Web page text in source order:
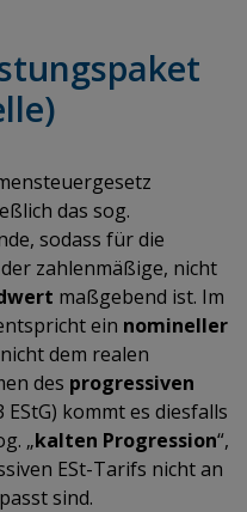
das sog.
sodass für die
zahlenmäßige, nicht
maßgebend ist. Im
ein nomineller
dem realen
des progressiven
EStG) kommt es diesfalls
„kalten Progression“,
ESt-Tarifs nicht an
sind.